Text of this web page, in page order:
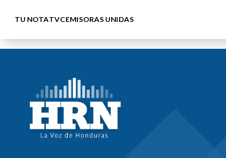
TU NOTATVCEMISORAS UNIDAS